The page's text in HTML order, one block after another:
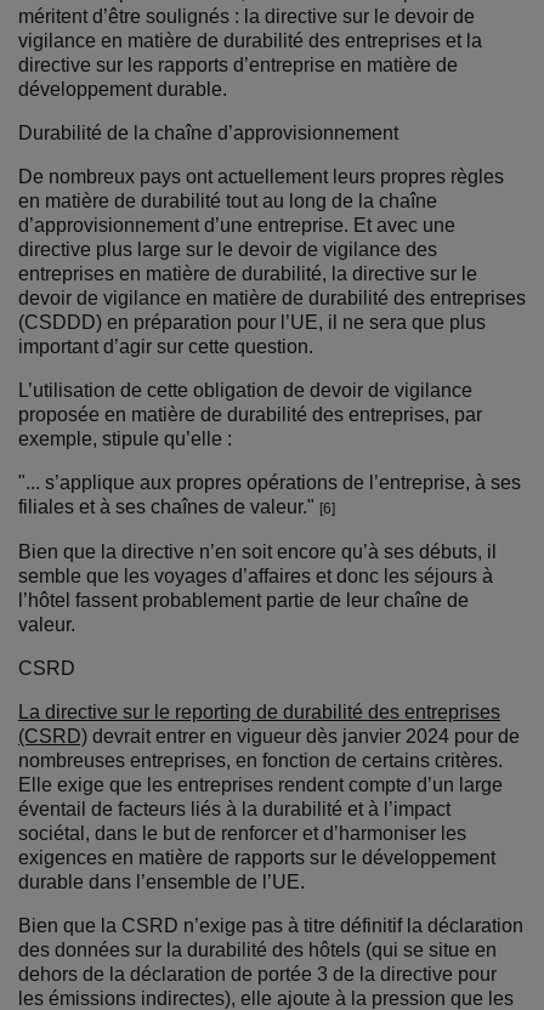
méritent d’être soulignés : la directive sur le devoir de
vigilance en matière de durabilité des entreprises et la
directive sur les rapports d’entreprise en matière de
développement durable.
Durabilité de la chaîne d’approvisionnement
De nombreux pays ont actuellement leurs propres règles
en matière de durabilité tout au long de la chaîne
d’approvisionnement d’une entreprise. Et avec une
directive plus large sur le devoir de vigilance des
entreprises en matière de durabilité, la directive sur le
devoir de vigilance en matière de durabilité des entreprises
(CSDDD) en préparation pour l’UE, il ne sera que plus
important d’agir sur cette question.
L’utilisation de cette obligation de devoir de vigilance
proposée en matière de durabilité des entreprises, par
exemple, stipule qu’elle :
"... s’applique aux propres opérations de l’entreprise, à ses
filiales et à ses chaînes de valeur." [6]
Bien que la directive n’en soit encore qu’à ses débuts, il
semble que les voyages d’affaires et donc les séjours à
l’hôtel fassent probablement partie de leur chaîne de
valeur.
CSRD
La directive sur le reporting de durabilité des entreprises
(CSRD) devrait entrer en vigueur dès janvier 2024 pour de
nombreuses entreprises, en fonction de certains critères.
Elle exige que les entreprises rendent compte d’un large
éventail de facteurs liés à la durabilité et à l’impact
sociétal, dans le but de renforcer et d’harmoniser les
exigences en matière de rapports sur le développement
durable dans l’ensemble de l’UE.
Bien que la CSRD n’exige pas à titre définitif la déclaration
des données sur la durabilité des hôtels (qui se situe en
dehors de la déclaration de portée 3 de la directive pour
les émissions indirectes), elle ajoute à la pression que les